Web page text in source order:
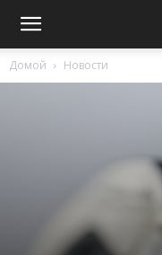
Домой Новости